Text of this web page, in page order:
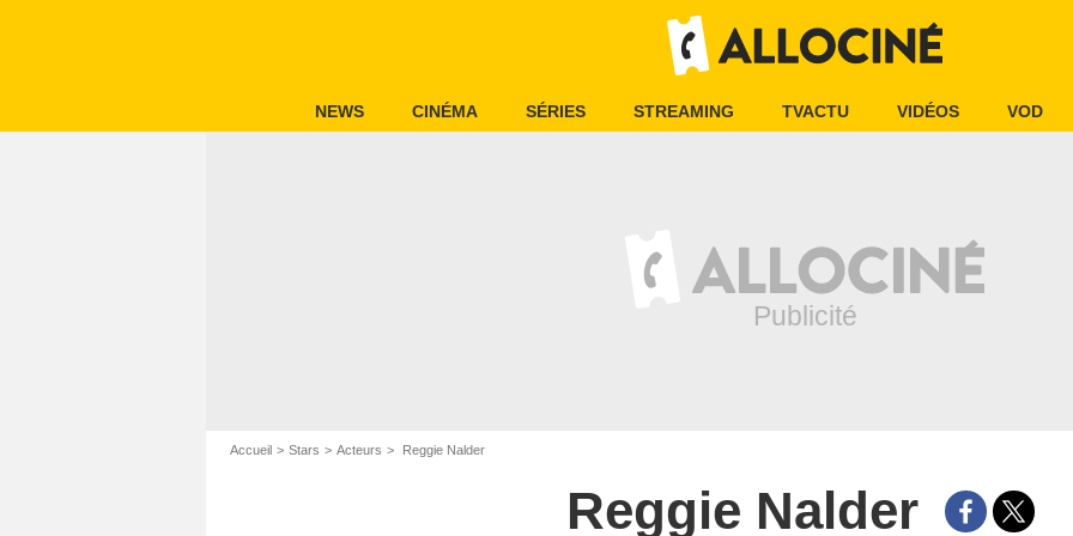
NEWS CINÉMA SÉRIES STREAMING TVACTU VIDÉOS VOD
Accueil Stars Acteurs Reggie Nalder
Reggie Nalder